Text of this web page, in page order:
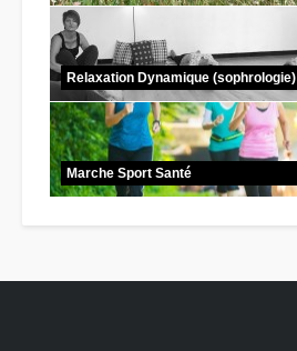
Relaxation Dynamique (sophrologie)
Marche Sport Santé